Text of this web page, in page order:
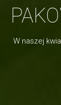
W naszej